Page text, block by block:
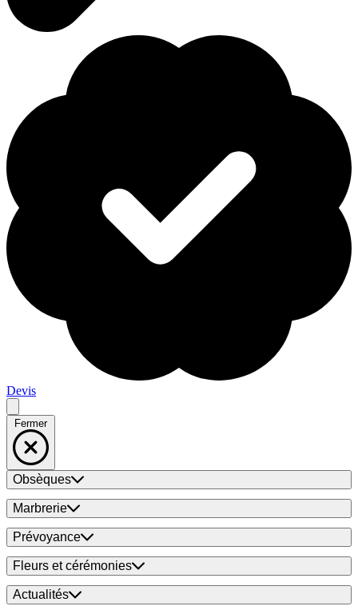
Devis
Fermer
Obsèques
Marbrerie
Prévoyance
Fleurs et cérémonies
Actualités